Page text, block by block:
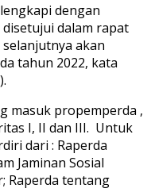
dengan
dalam rapat
akan
tahun 2022, kata
masuk propemperda ,
I, II dan III. Untuk
dari : Raperda
Jaminan Sosial
Raperda tentang